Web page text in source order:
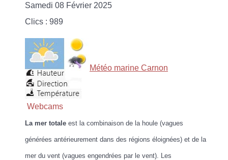
Samedi 08 Février 2025
Clics : 989
Météo marine Carnon
Webcams
La mer totale est la combinaison de la houle (vagues
générées antérieurement dans des régions éloignées) et de la
mer du vent (vagues engendrées par le vent). Les